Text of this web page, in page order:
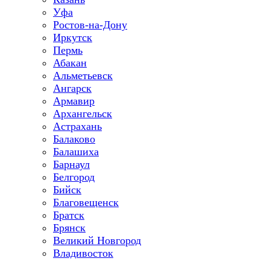
Уфа
Ростов-на-Дону
Иркутск
Пермь
Абакан
Альметьевск
Ангарск
Армавир
Архангельск
Астрахань
Балаково
Балашиха
Барнаул
Белгород
Бийск
Благовещенск
Братск
Брянск
Великий Новгород
Владивосток